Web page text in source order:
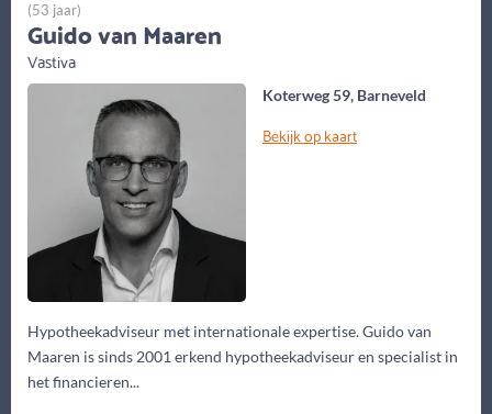
Koterweg 59, Barneveld
Bekijk op kaart
Hypotheekadviseur met internationale expertise. Guido van
Maaren is sinds 2001 erkend hypotheekadviseur en specialist in
het financieren...
(53 jaar)
Guido van Maaren
Vastiva